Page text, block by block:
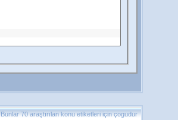
Bunlar 70 araştırılan konu etiketleri için çogudur